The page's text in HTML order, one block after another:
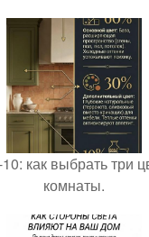
как выбрать три
комнаты.